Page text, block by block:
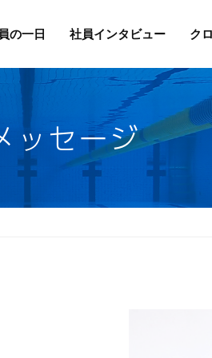
の一日 社員インタビュー ク
ッセージ